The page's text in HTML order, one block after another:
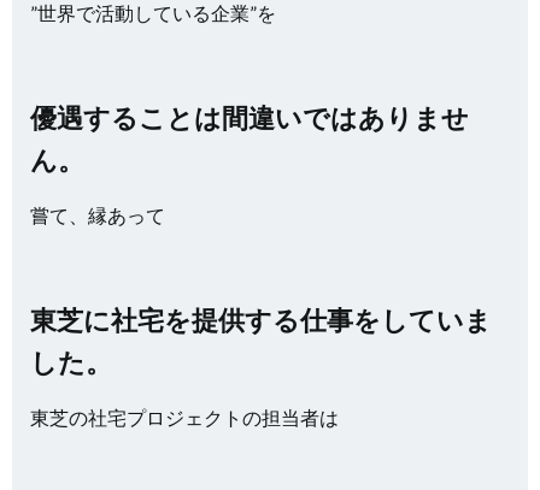
”世界で活動している企業”を
優遇することは間違いではありませ
ん。
嘗て、縁あって
東芝に社宅を提供する仕事をしていま
した。
東芝の社宅プロジェクトの担当者は